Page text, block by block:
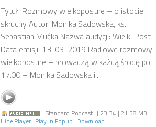
Tytuł: Rozmowy wielkopostne – o istocie
skruchy Autor: Monika Sadowska, ks.
Sebastian Mućka Nazwa audycji: Wielki Post
Data emisji: 13-03-2019 Radiowe rozmowy
wielkopostne – prowadzą w każdą środę po
17.00 – Monika Sadowska i...
Standard Podcast [ 23:34 | 21.58 MB ]
Hide Player | Play in Popup | Download